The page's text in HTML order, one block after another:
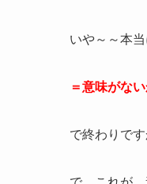
いや～～本
＝意味がな
で終わりで